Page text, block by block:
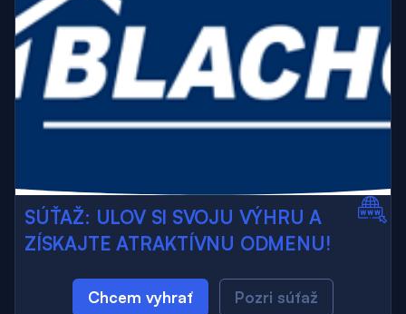
SÚŤAŽ: ULOV SI SVOJU VÝHRU A
ZÍSKAJTE ATRAKTÍVNU ODMENU!
Chcem vyhrať Pozri súťaž